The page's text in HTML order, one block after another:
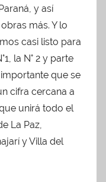
y así
más. Y lo
casi listo para
la N° 2 y parte
importante que se
cifra cercana a
unirá todo el
La Paz,
y Villa del